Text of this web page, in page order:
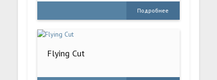
Подробнее
Flying Cut